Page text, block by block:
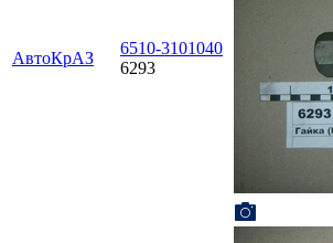
АвтоКрАЗ
6510-3101040
6293